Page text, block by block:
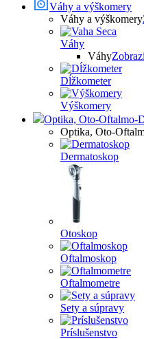
Váhy a výškomery
Váhy a výškomery
Váhy
Váhy
Dĺžkometer
Výškomery
Optika, Oto-Oftalmo-
Optika, Oto-
Dermatoskop
Otoskop
Oftalmoskop
Oftalmometre
Sety a súpravy
Príslušenstvo